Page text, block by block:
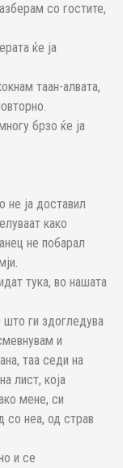
со гостите,
ќе ја
таан-алвата,
брзо ќе ја
ја доставил
како
не побарал
тука, во нашата
што ги здогледува
и
таа седи на
лист, која
мене, си
со неа, од страв
и се